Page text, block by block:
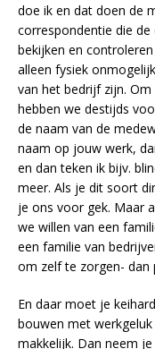
doe ik en dat doen de
correspondentie die
bekijken en
alleen fysiek
van het bedrijf zijn. Om
hebben we destijds
de naam van de
naam op jouw werk,
en dan teken ik bijv.
meer. Als je dit soort
je ons voor gek. Maar
we willen van een
een familie van
om zelf te zorgen- dan
En daar moet je
bouwen met
makkelijk. Dan neem